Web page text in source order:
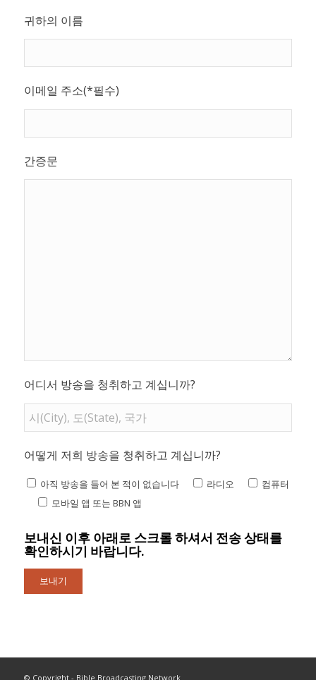
귀하의 이름
이메일 주소(*필수)
간증문
어디서 방송을 청취하고 계십니까?
어떻게 저희 방송을 청취하고 계십니까?
아직 방송을 들어 본 적이 없습니다 라디오
컴퓨터
모바일 앱 또는 BBN 앱
보내신 이후 아래로 스크롤 하셔서 전송 상태를
확인하시기 바랍니다.
© Copyright - Bible Broadcasting Network